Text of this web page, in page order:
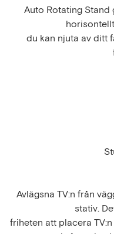
Auto Rotating Stand
du kan njuta av ditt
Avlägsna TV:n från
stativ.
friheten att placera